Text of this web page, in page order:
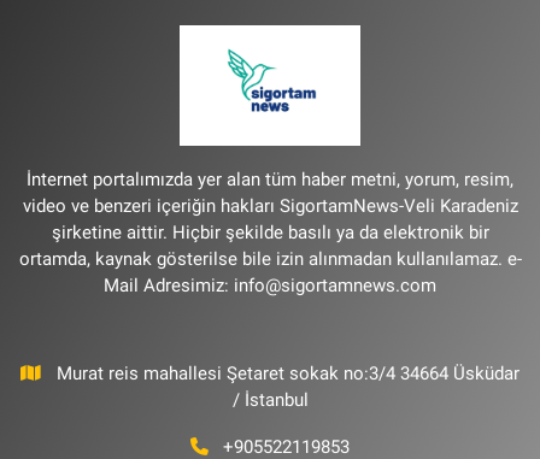
İnternet portalımızda yer alan tüm haber metni, yorum, resim,
video ve benzeri içeriğin hakları SigortamNews-Veli Karadeniz
şirketine aittir. Hiçbir şekilde basılı ya da elektronik bir
ortamda, kaynak gösterilse bile izin alınmadan kullanılamaz. e-
Mail Adresimiz: info@sigortamnews.com
Murat reis mahallesi Şetaret sokak no:3/4 34664 Üsküdar
/ İstanbul
+905522119853